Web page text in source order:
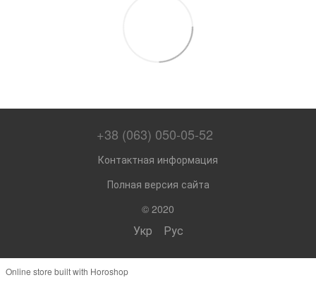
+38 (063) 050-05-52
Контактная информация
Полная версия сайта
© 2020
Укр Рус
Online store built with Horoshop